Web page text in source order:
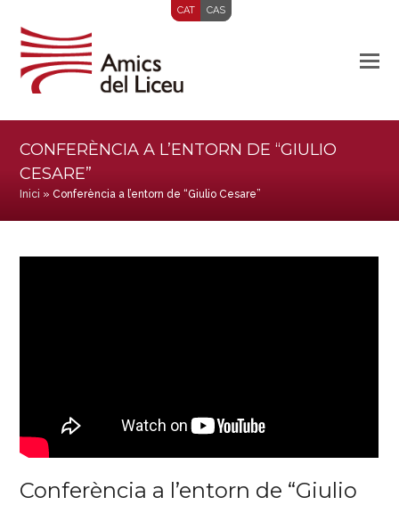
CAT CAS
CONFERÈNCIA A L’ENTORN DE “GIULIO
CESARE”
Inici »Conferència a l’entorn de “Giulio Cesare”
Conferència a l’entorn de “Giulio